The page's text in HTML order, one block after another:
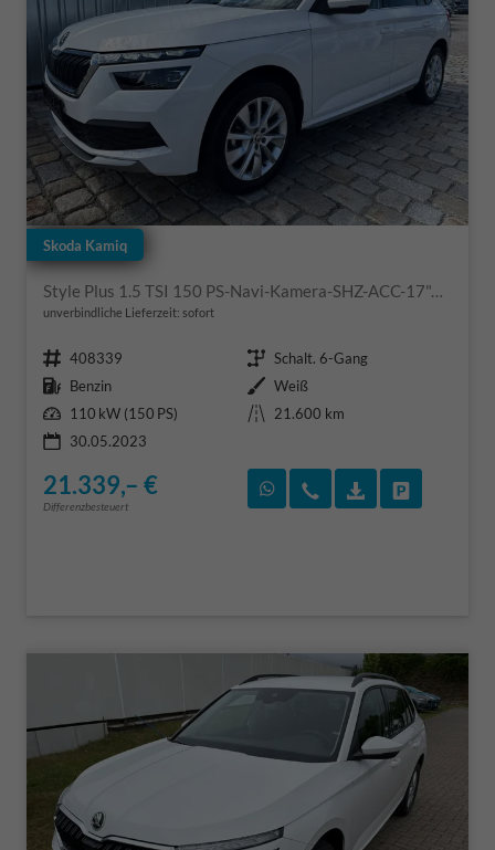
Skoda Kamiq
Style Plus 1.5 TSI 150 PS-Navi-Kamera-SHZ-ACC-17"Alu-Sofort
unverbindliche Lieferzeit: sofort
Fahrzeugnr. 408339 Getriebe Schalt. 6-Gang
Kraftstoff Benzin Außenfarbe Weiß
Leistung 110 kW (150 PS) Kilometerstand
21.600 km
30.05.2023
21.339,– €
Differenzbesteuert
Rückruf vereinbaren
Wir rufen Sie an